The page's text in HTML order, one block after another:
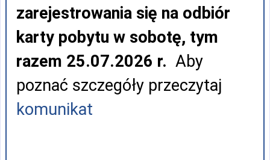
zarejestrowania się na odbiór
karty pobytu w sobotę, tym
razem 25.07.2026 r. Aby
poznać szczegóły przeczytaj
komunikat